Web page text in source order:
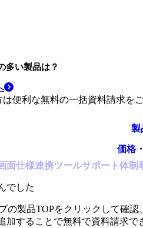
多い製品は？
便利な無料の一括資料請求を
製
価格
面仕様連携ツールサポート体制
でした
の製品TOPをクリックして確認、
加することで無料で資料請求で